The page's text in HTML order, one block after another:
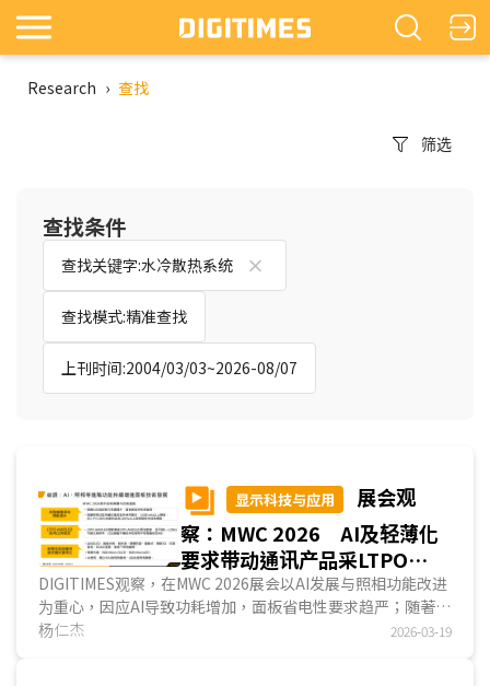
Research › 查找
筛选
查找条件
查找关键字:水冷散热系统
查找模式:精准查找
上刊时间:2004/03/03~2026-08/07
显示科技与应用
展会观
察：MWC 2026 AI及轻薄化
要求带动通讯产品采LTPO
AMOLED比重增加
DIGITIMES观察，在MWC 2026展会以AI发展与照相功能改进
为重心，因应AI导致功耗增加，面板省电性要求趋严；随著照
相功能改善，DCI-P3 100%的色彩饱和度成为高端智能手機
杨仁杰 2026-03-19